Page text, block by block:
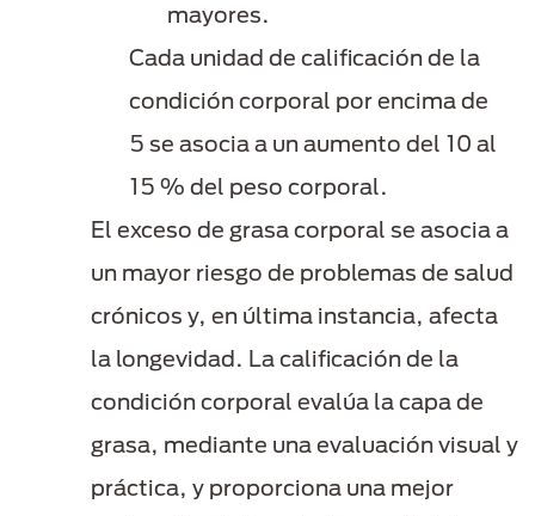
mayores.
Cada unidad de calificación de la
condición corporal por encima de
5 se asocia a un aumento del 10 al
15 % del peso corporal.
El exceso de grasa corporal se asocia a
un mayor riesgo de problemas de salud
crónicos y, en última instancia, afecta
la longevidad. La calificación de la
condición corporal evalúa la capa de
grasa, mediante una evaluación visual y
práctica, y proporciona una mejor